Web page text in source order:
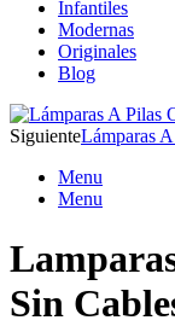
Infantiles
Modernas
Originales
Blog
SiguienteLámparas
Menu
Menu
Sin